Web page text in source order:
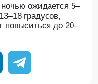
ожидается 5–
градусов,
повыситься до 20–